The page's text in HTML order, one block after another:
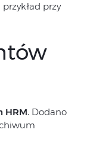
przy
HRM. Dodano